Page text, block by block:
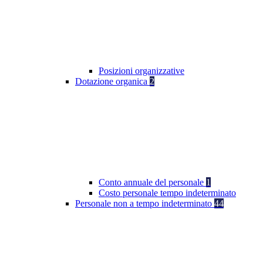
Posizioni organizzative
Dotazione organica 2
Conto annuale del personale 1
Costo personale tempo indeterminato
Personale non a tempo indeterminato 44